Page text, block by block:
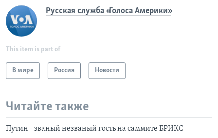
Русская служба «Голоса Америки»
This item is part of
В мире Россия Новости
Читайте также
Путин - званый незваный гость на саммите БРИКС